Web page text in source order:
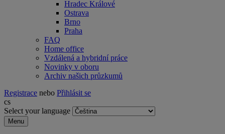
Hradec Králové
Ostrava
Brno
Praha
FAQ
Home office
Vzdálená a hybridní práce
Novinky v oboru
Archiv našich průzkumů
Registrace nebo Přihlásit se
cs
Select your language
Menu